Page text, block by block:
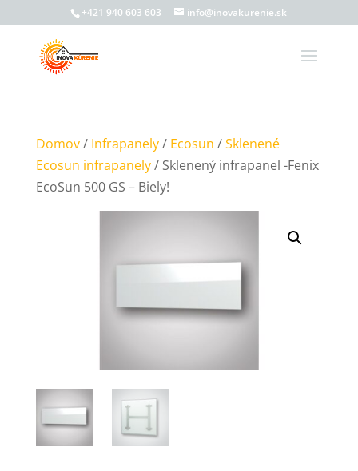
+421 940 603 603 info@inovakurenie.sk
Domov/ Infrapanely/ Ecosun /Sklenené
Ecosun infrapanely/ Sklenený infrapanel -Fenix
EcoSun 500 GS – Biely!